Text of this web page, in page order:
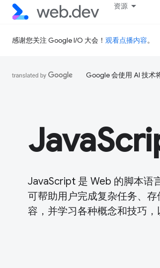
资源
感谢您关注 Google I/O 大会！ 观看点播内容。
Google 会使用 AI 技术
JavaScript 是 Web 的脚本语
可帮助用户完成复杂任务、
容，并学习各种概念和技巧，